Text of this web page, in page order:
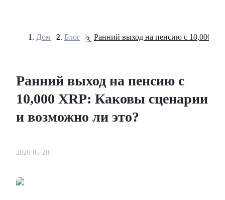
USDT-фьючерсы
Дом > Блог >
Ранний выход на пенсию с
10,000 XRP: Каковы сценарии
и возможно ли это?
2026-05-20